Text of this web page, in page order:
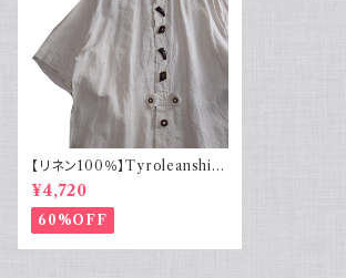
【リネン100％】Tyroleanshirt
半袖チロリアンシャツ オフホワ
イト
¥4,720
60%OFF